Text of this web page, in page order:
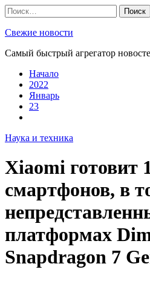
Skip
to
content
Найти:
Свежие новости
Самый быстрый агрегатор
Начало
2022
Январь
23
Наука и техника
Xiaomi готовит
смартфонов, в
платформах
Snapdragon 7